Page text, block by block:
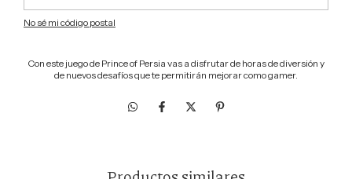
No sé mi código postal
Con este juego de Prince of Persia vas a disfrutar de horas de diversión y
de nuevos desafíos que te permitirán mejorar como gamer.